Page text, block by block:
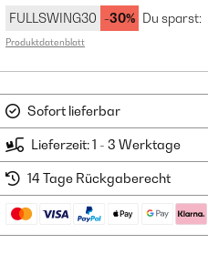
FULLSWING30 -30% Du sparst:
Produktdatenblatt
Sofort lieferbar
Lieferzeit: 1 - 3 Werktage
14 Tage Rückgaberecht